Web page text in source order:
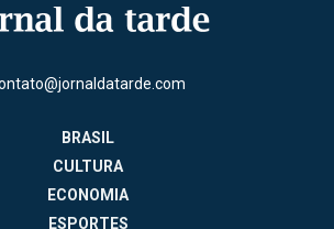
BRASIL
CULTURA
ECONOMIA
ESPORTES